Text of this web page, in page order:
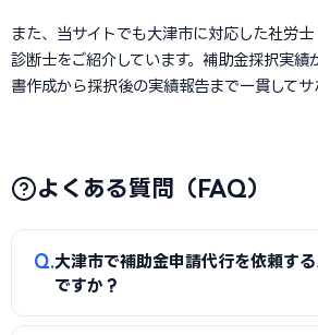
また、当サイトでも大津市に対応した社労
診断士をご紹介しています。補助金採択実績
書作成から採択後の実績報告まで一貫してサ
よくある質問（FAQ）
Q 大津市で補助金申請代行を依頼す
ですか？